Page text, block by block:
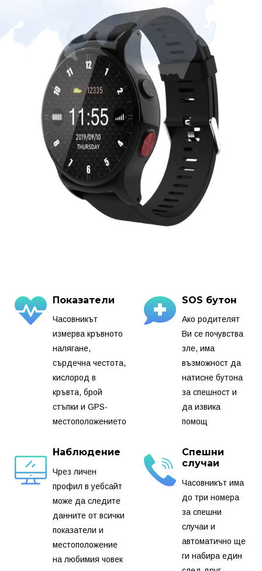
Показатели
Часовникът
измерва кръвното
налягане,
сърдечна честота,
кислород в
кръвта, брой
стъпки и GPS-
местоположението
Наблюдение
Чрез личен
профил в уебсайт
може да следите
данните от всички
показатели и
местоположение
на любимия човек
SOS бутон
Ако родителят
Ви се почувства
зле, има
възможност да
натисне бутона
за спешност и
да извика
помощ
Спешни
случаи
Часовникът има
до три номера
за спешни
случаи и
автоматично ще
ги набира един